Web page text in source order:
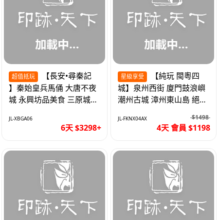
超值抵玩
】秦始皇兵馬俑 大唐不夜
城 永興坊品美食 三原城隍
JL-XBGA06
6天 $3298+
星級享受
城】泉州西街 廈門鼓浪嶼
潮州古城 漳州東山島 絕無
JL-FKNX04AX $1498
4天 會員 $1198